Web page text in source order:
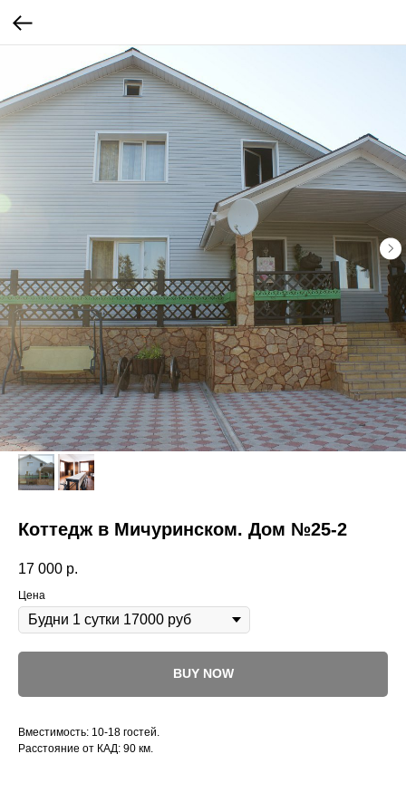
Коттедж в Мичуринском. Дом №25-2
17 000 р.
Цена
BUY NOW
Вместимость: 10-18 гостей.
Расстояние от КАД: 90 км.